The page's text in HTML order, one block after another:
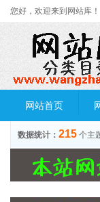
您好，欢迎来到网站库！
网站首页
数据统计： 215 个主